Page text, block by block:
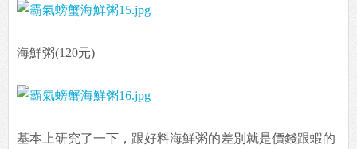
海鮮粥(120元)
基本上研究了一下，跟好料海鮮粥的差別就是價錢跟蝦的